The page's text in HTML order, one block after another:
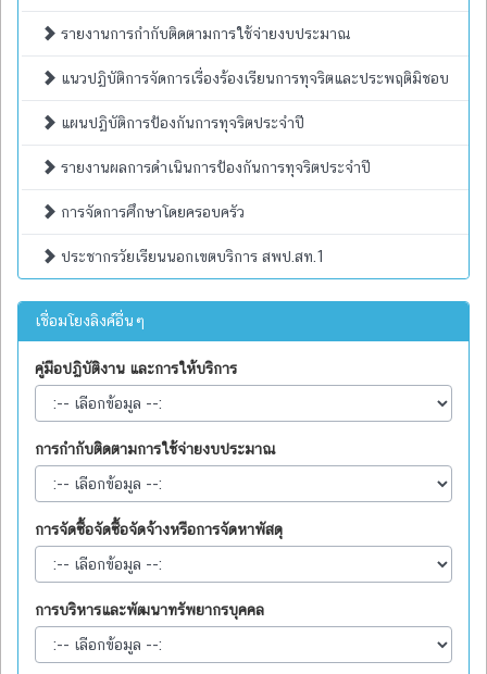
รายงานการกำกับติดตามการใช้จ่ายงบประมาณ
แนวปฏิบัติการจัดการเรื่องร้องเรียนการทุจริตและประพฤติมิชอบ
แผนปฏิบัติการป้องกันการทุจริตประจำปี
รายงานผลการดำเนินการป้องกันการทุจริตประจำปี
การจัดการศึกษาโดยครอบครัว
ประชากรวัยเรียนนอกเขตบริการ สพป.สท.1
เชื่อมโยงลิงค์อื่นๆ
คู่มือปฏิบัติงาน และการให้บริการ
การกำกับติดตามการใช้จ่ายงบประมาณ
การจัดซื้อจัดซื้อจัดจ้างหรือการจัดหาพัสดุ
การบริหารและพัฒนาทรัพยากรบุคคล